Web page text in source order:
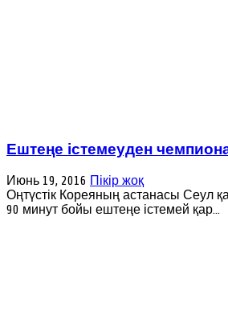
Ештеңе істемеуден
Июнь 19, 2016 Пікір жоқ
Оңтүстік Кореяның астанасы Сеул
90 минут бойы ештеңе істемей қар...